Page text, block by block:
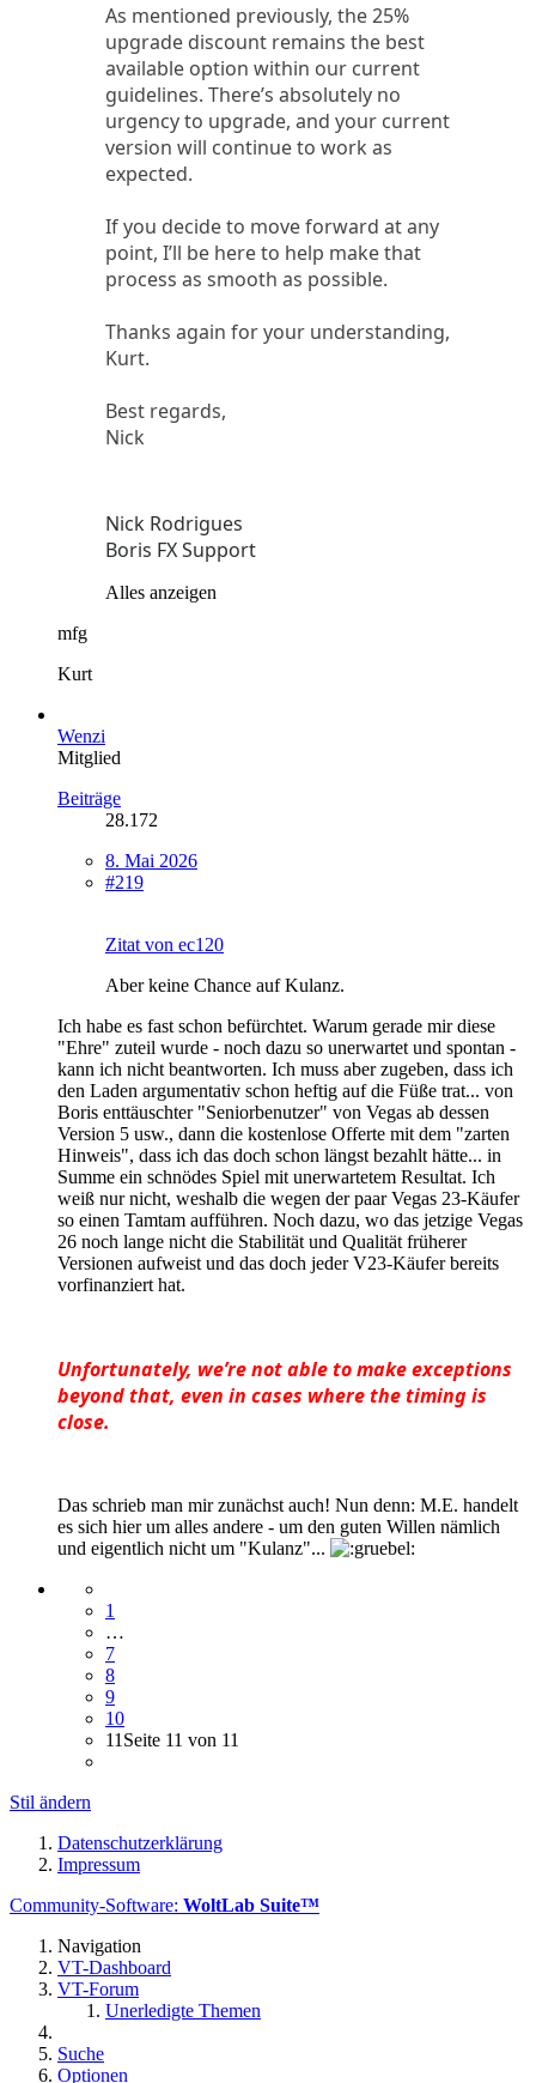
As mentioned previously, the 25%
upgrade discount remains the best
available option within our current
guidelines. There’s absolutely no
urgency to upgrade, and your current
version will continue to work as
expected.
If you decide to move forward at any
point, I’ll be here to help make that
process as smooth as possible.
Thanks again for your understanding,
Kurt.
Best regards,
Nick
Nick Rodrigues
Boris FX Support
Alles anzeigen
mfg
Kurt
Wenzi
Mitglied
Beiträge
28.172
8. Mai 2026
#219
Zitat von ec120
Aber keine Chance auf Kulanz.
Ich habe es fast schon befürchtet. Warum gerade mir diese
"Ehre" zuteil wurde - noch dazu so unerwartet und spontan -
kann ich nicht beantworten. Ich muss aber zugeben, dass ich
den Laden argumentativ schon heftig auf die Füße trat... von
Boris enttäuschter "Seniorbenutzer" von Vegas ab dessen
Version 5 usw., dann die kostenlose Offerte mit dem "zarten
Hinweis", dass ich das doch schon längst bezahlt hätte... in
Summe ein schnödes Spiel mit unerwartetem Resultat. Ich
weiß nur nicht, weshalb die wegen der paar Vegas 23-Käufer
so einen Tamtam aufführen. Noch dazu, wo das jetzige Vegas
26 noch lange nicht die Stabilität und Qualität früherer
Versionen aufweist und das doch jeder V23-Käufer bereits
vorfinanziert hat.
Unfortunately, we’re not able to make exceptions
beyond that, even in cases where the timing is
close.
Das schrieb man mir zunächst auch! Nun denn: M.E. handelt
es sich hier um alles andere - um den guten Willen nämlich
und eigentlich nicht um "Kulanz"...
1
…
7
8
9
10
11 Seite 11 von 11
Stil ändern
Datenschutzerklärung
Impressum
Community-Software: WoltLab Suite™
Navigation
VT-Dashboard
VT-Forum
Unerledigte Themen
Suche
Optionen